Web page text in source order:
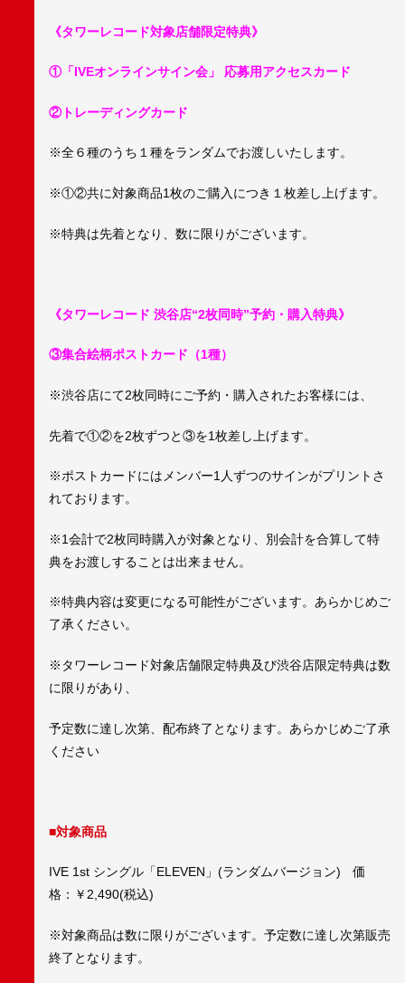
《タワーレコード対象店舗限定特典》
①「IVEオンラインサイン会」 応募用アクセスカード
②トレーディングカード
※全６種のうち１種をランダムでお渡しいたします。
※①②共に対象商品1枚のご購入につき１枚差し上げます。
※特典は先着となり、数に限りがございます。
《タワーレコード 渋谷店“2枚同時”予約・購入特典》
③集合絵柄ポストカード（1種）
※渋谷店にて2枚同時にご予約・購入されたお客様には、
先着で①②を2枚ずつと③を1枚差し上げます。
※ポストカードにはメンバー1人ずつのサインがプリントさ
れております。
※1会計で2枚同時購入が対象となり、別会計を合算して特
典をお渡しすることは出来ません。
※特典内容は変更になる可能性がございます。あらかじめご
了承ください。
※タワーレコード対象店舗限定特典及び渋谷店限定特典は数
に限りがあり、
予定数に達し次第、配布終了となります。あらかじめご了承
ください
■対象商品
IVE 1st シングル「ELEVEN」(ランダムバージョン) 価
格：￥2,490(税込)
※対象商品は数に限りがございます。予定数に達し次第販売
終了となります。